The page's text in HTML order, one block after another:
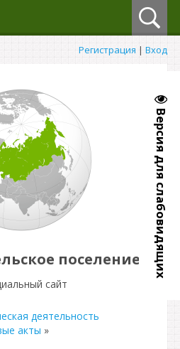
Версия для слабовидящих
Регистрация | Вход
поселение
сайт
деятельность
акты »